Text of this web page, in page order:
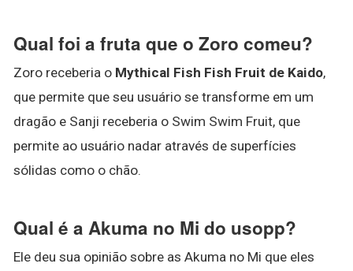
Qual foi a fruta que o Zoro comeu?
Zoro receberia o Mythical Fish Fish Fruit de Kaido,
que permite que seu usuário se transforme em um
dragão e Sanji receberia o Swim Swim Fruit, que
permite ao usuário nadar através de superfícies
sólidas como o chão.
Qual é a Akuma no Mi do usopp?
Ele deu sua opinião sobre as Akuma no Mi que eles